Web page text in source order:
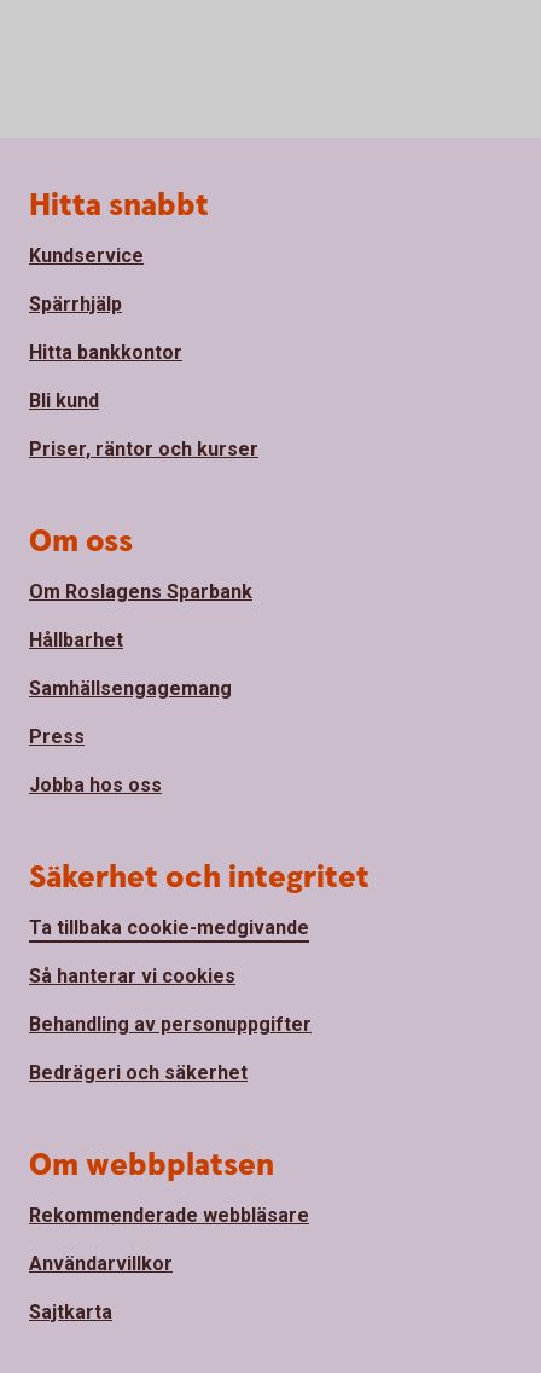
Sidfot
Hitta snabbt
Kundservice
Spärrhjälp
Hitta bankkontor
Bli kund
Priser, räntor och kurser
Om oss
Om Roslagens Sparbank
Hållbarhet
Samhällsengagemang
Press
Jobba hos oss
Säkerhet och integritet
Ta tillbaka cookie-medgivande
Så hanterar vi cookies
Behandling av personuppgifter
Bedrägeri och säkerhet
Om webbplatsen
Rekommenderade webbläsare
Användarvillkor
Sajtkarta